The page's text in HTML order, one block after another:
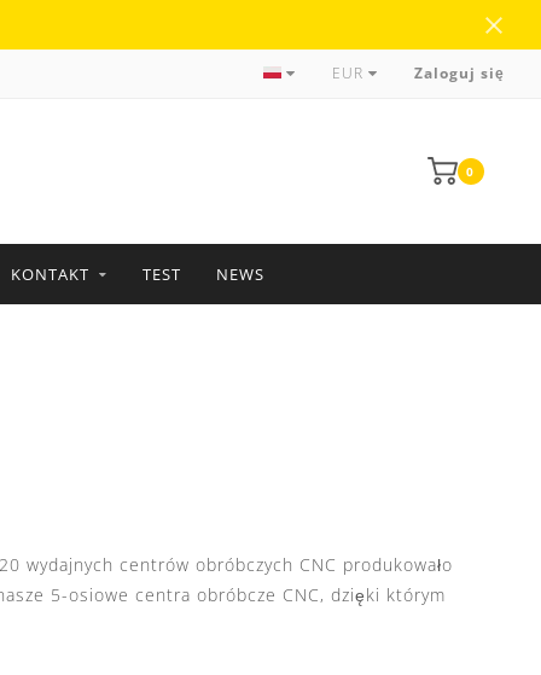
Ponad 35 lat doświadczenia
EUR Zaloguj się
0
KONTAKT TEST NEWS
wydajnych centrów obróbczych CNC produkowało
5-osiowe centra obróbcze CNC, dzięki którym